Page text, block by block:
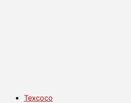
Texcoco